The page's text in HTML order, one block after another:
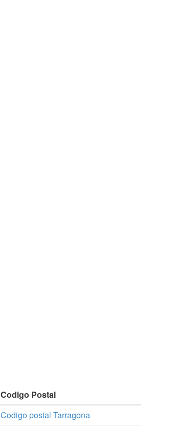
Codigo Postal
Codigo postal Tarragona